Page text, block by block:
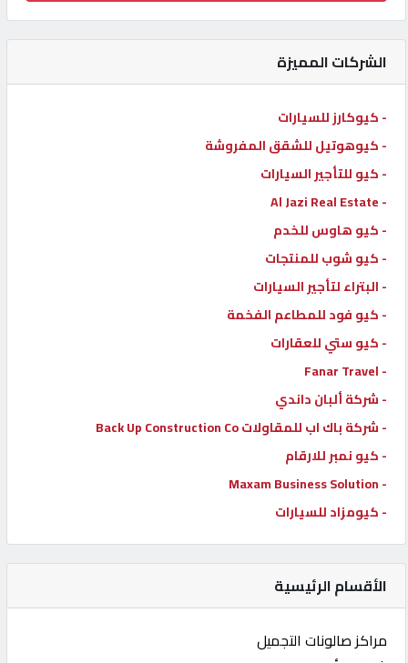
الدليل
القطري
POWERED
QHOST
الشركات المميزة
- كيوكارز للسيارات
- كيوهوتيل للشقق المفروشة
- كيو للتأجير السيارات
- Al Jazi Real Estate
- كيو هاوس للخدم
- كيو شوب للمنتجات
- البتراء لتأجير السيارات
- كيو فود للمطاعم الفخمة
- كيو ستي للعقارات
- Fanar Travel
- شركة ألبان داندي
- شركة باك اب للمقاولات Back Up Construction Co
- كيو نمبر للارقام
- Maxam Business Solution
- كيومزاد للسيارات
الأقسام الرئيسية
مراكز صالونات التجميل